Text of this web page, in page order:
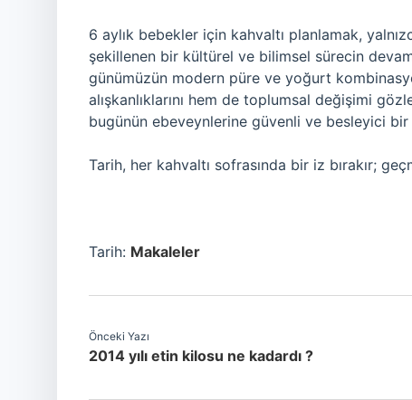
6 aylık bebekler için kahvaltı planlamak,
şekillenen bir kültürel ve bilimsel sürecin
günümüzün modern püre ve yoğurt
alışkanlıklarını hem de toplumsal değişimi
bugünün ebeveynlerine güvenli ve besleyici bir
Tarih, her kahvaltı sofrasında bir iz bırakır;
Tarih: Makaleler
Önceki Yazı
2014 yılı etin kilosu ne kadardı ?